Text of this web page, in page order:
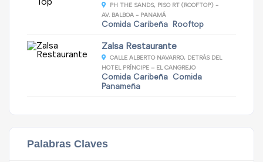
PH THE SANDS, PISO RT (ROOFTOP) -
AV. BALBOA - PANAMÁ
Comida Caribeña Rooftop
Zalsa Restaurante
CALLE ALBERTO NAVARRO, DETRÁS DEL
HOTEL PRÍNCIPE – EL CANGREJO
Comida Caribeña Comida
Panameña
Palabras Claves